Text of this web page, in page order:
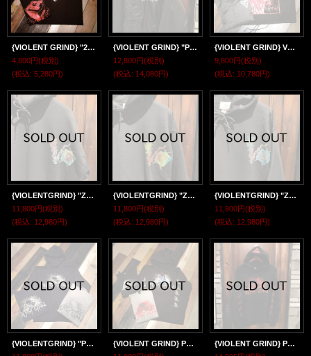
{VIOLENT GRIND} "24" S/S T-SH
4,800円(税別)
(税込: 5,280円)
{VIOLENT GRIND} "Pushead" COACH JACKET
12,800円(税別)
(税込: 14,080円)
{VIOLENT GRIND} VGS COACH JACKET
9,800円(税別)
(税込: 10,780円)
{VIOLENTGRIND} "ZONZAI LOGO" P/O PARKA / BLACK / XLsize
11,800円(税別)
(税込: 12,980円)
{VIOLENTGRIND} "ZONZAI LOGO" P/O PARKA / BLACK / Lsize
11,800円(税別)
(税込: 12,980円)
{VIOLENTGRIND} "ZONZAI LOGO" P/O PARKA / BLACK / Msize
11,800円(税別)
(税込: 12,980円)
{VIOLENTGRIND} "Pushead" P/O PARKA
{VIOLENT GRIND} PUSHEAD "gradation print" P/O PARKA
{VIOLENT GRIND} PUSHEAD P/O PARKA